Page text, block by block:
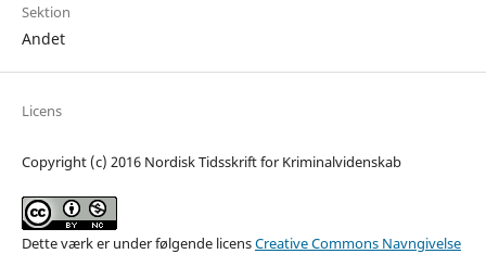
Sektion
Andet
Licens
Copyright (c) 2016 Nordisk Tidsskrift for Kriminalvidenskab
Dette værk er under følgende licensCreative Commons Navngivelse